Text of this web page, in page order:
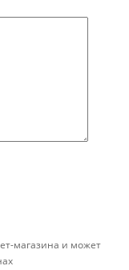
магазина и может